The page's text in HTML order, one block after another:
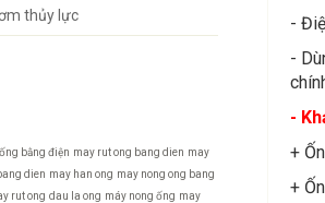
thủy lực
bằng điện may rut ong bang dien may
dien may han ong may nong ong bang
rut ong dau la ong máy nong ống may
-
-
-
+
+